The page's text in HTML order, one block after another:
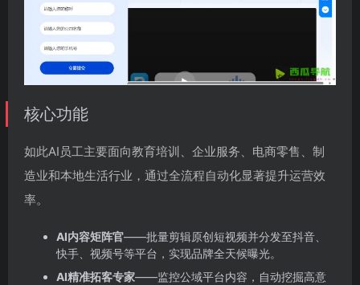
核心功能
如此AI员工主要面向教育培训、企业服务、电商零售、制
造业和本地生活行业，通过全流程自动化显著提升运营效
率。
AI内容矩阵官——批量剪辑原创短视频并分发至抖音、
快手、视频号等平台，实现品牌全天候曝光。
AI精准拓客专家——监控公域平台内容，自动挖掘高意